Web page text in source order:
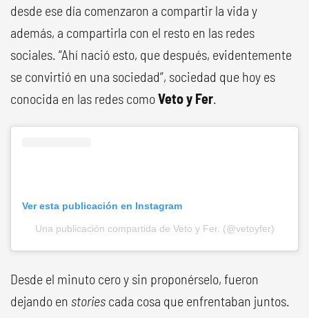
desde ese día comenzaron a compartir la vida y
además, a compartirla con el resto en las redes
sociales. “Ahí nació esto, que después, evidentemente
se convirtió en una sociedad”, sociedad que hoy es
conocida en las redes comoVeto y Fer.
Ver esta publicación en Instagram
Una publicación compartida de Veto y Fer. (@vetoyfer)
Desde el minuto cero y sin proponérselo, fueron
dejando en stories cada cosa que enfrentaban juntos.